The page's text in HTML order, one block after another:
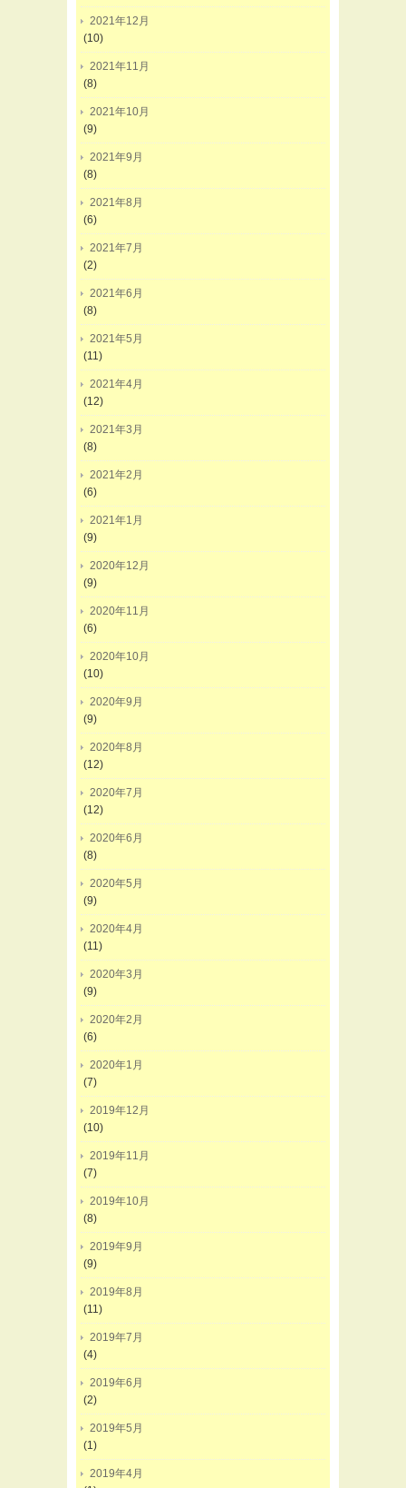
2021年12月
(10)
2021年11月
(8)
2021年10月
(9)
2021年9月
(8)
2021年8月
(6)
2021年7月
(2)
2021年6月
(8)
2021年5月
(11)
2021年4月
(12)
2021年3月
(8)
2021年2月
(6)
2021年1月
(9)
2020年12月
(9)
2020年11月
(6)
2020年10月
(10)
2020年9月
(9)
2020年8月
(12)
2020年7月
(12)
2020年6月
(8)
2020年5月
(9)
2020年4月
(11)
2020年3月
(9)
2020年2月
(6)
2020年1月
(7)
2019年12月
(10)
2019年11月
(7)
2019年10月
(8)
2019年9月
(9)
2019年8月
(11)
2019年7月
(4)
2019年6月
(2)
2019年5月
(1)
2019年4月